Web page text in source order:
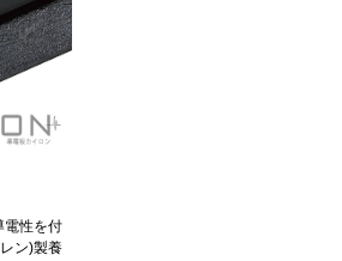
電性を付
ン)製養